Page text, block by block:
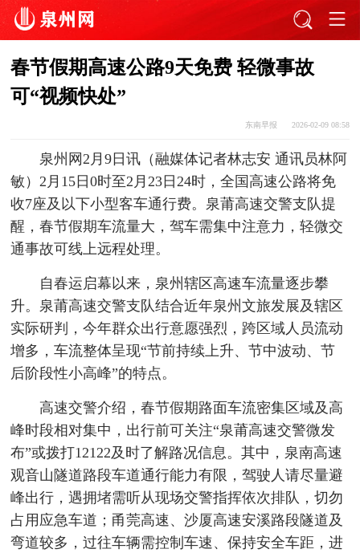
春节假期高速公路9天免费 轻微事故
可“视频快处”
东南早报 2026-02-09 08:58
泉州网2月9日讯（融媒体记者林志安 通讯员林阿
敏）2月15日0时至2月23日24时，全国高速公路将免
收7座及以下小型客车通行费。泉莆高速交警支队提
醒，春节假期车流量大，驾车需集中注意力，轻微交
通事故可线上远程处理。
自春运启幕以来，泉州辖区高速车流量逐步攀
升。泉莆高速交警支队结合近年泉州文旅发展及辖区
实际研判，今年群众出行意愿强烈，跨区域人员流动
增多，车流整体呈现“节前持续上升、节中波动、节
后阶段性小高峰”的特点。
高速交警介绍，春节假期路面车流密集区域及高
峰时段相对集中，出行前可关注“泉莆高速交警微发
布”或拨打12122及时了解路况信息。其中，泉南高速
观音山隧道路段车道通行能力有限，驾驶人请尽量避
峰出行，遇拥堵需听从现场交警指挥依次排队，切勿
占用应急车道；甬莞高速、沙厦高速安溪路段隧道及
弯道较多，过往车辆需控制车速、保持安全车距，进